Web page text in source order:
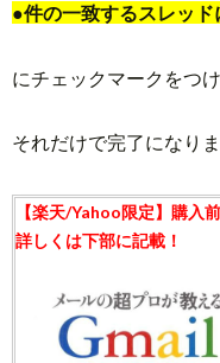
●件の一致するスレッド
にチェックマークをつ
それだけで完了になりま